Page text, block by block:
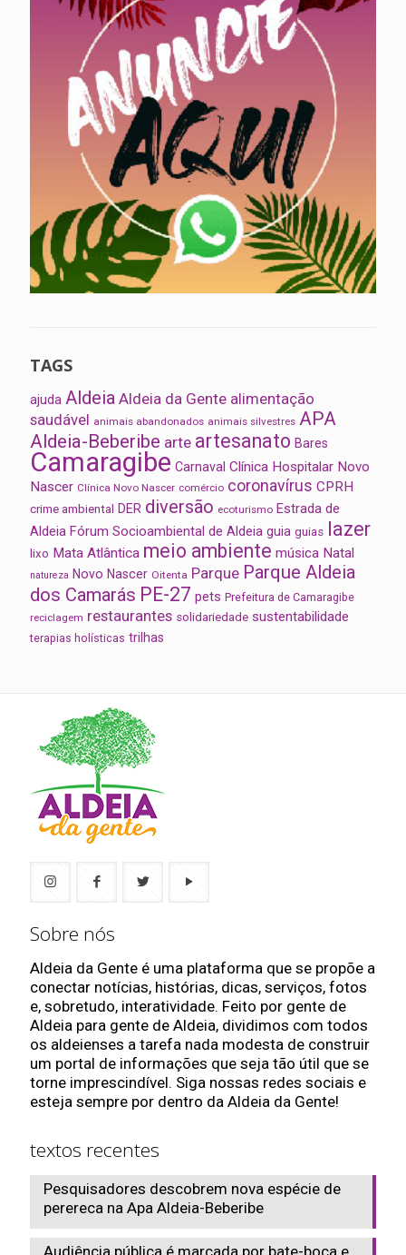
TAGS
ajuda Aldeia Aldeia da Gente alimentação
saudável animais abandonados animais silvestres APA
Aldeia-Beberibe arte artesanato Bares
Camaragibe Carnaval Clínica Hospitalar Novo
Nascer Clínica Novo Nascer comércio coronavírus CPRH
crime ambiental DER diversão ecoturismo Estrada de
Aldeia Fórum Socioambiental de Aldeia guia guias lazer
lixo Mata Atlântica meio ambiente música Natal
natureza Novo Nascer Oitenta Parque Parque Aldeia
dos Camarás PE-27 pets Prefeitura de Camaragibe
reciclagem restaurantes solidariedade sustentabilidade
terapias holísticas trilhas
Sobre nós
Aldeia da Gente é uma plataforma que se propõe a
conectar notícias, histórias, dicas, serviços, fotos
e, sobretudo, interatividade. Feito por gente de
Aldeia para gente de Aldeia, dividimos com todos
os aldeienses a tarefa nada modesta de construir
um portal de informações que seja tão útil que se
torne imprescindível. Siga nossas redes sociais e
esteja sempre por dentro da Aldeia da Gente!
textos recentes
Pesquisadores descobrem nova espécie de
perereca na Apa Aldeia-Beberibe
Audiência pública é marcada por bate-boca e